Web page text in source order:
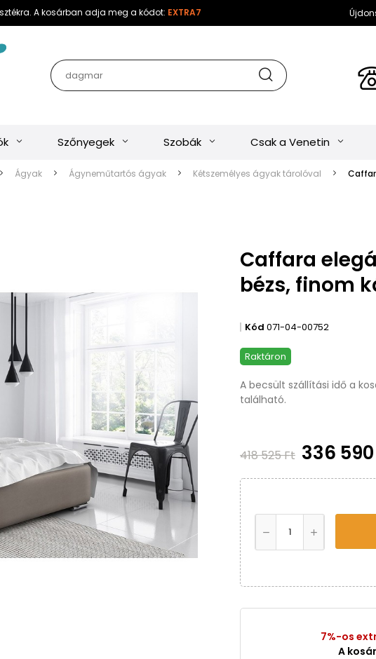
A kosárban adja meg a kódot: EXTRA7
Szőnyegek Szobák Csak a Venetin
Ágyak Ágyneműtartós ágyak Kétszemélyes ágyak tárolóval
Caffara
bézs, finom
Kód 071-04-00752
Raktáron
A becsült szállítási idő a
található.
418 525 Ft 336
7%-os
A